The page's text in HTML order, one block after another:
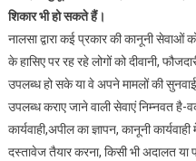
शिकार भी हो सकते हैं।
नालसा द्वारा कई प्रकार की कानूनी
के हासिए पर रह रहे लोगों को दीवानी,
उपलब्ध हो सके या वे अपने मामलों की
उपलब्ध कराए जाने वाली सेवाएं निम्नवत है-
कार्यवाही,अपील का ज्ञापन, कानूनी
दस्तावेज तैयार करना, किसी भी अदालत या